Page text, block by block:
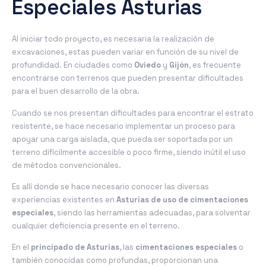
Especiales Asturias
Al iniciar todo proyecto, es necesaria la realización de
excavaciones, estas pueden variar en función de su nivel de
profundidad. En ciudades como Oviedo y Gijón, es frecuente
encontrarse con terrenos que pueden presentar dificultades
para el buen desarrollo de la obra.
Cuando se nos presentan dificultades para encontrar el estrato
resistente, se hace necesario implementar un proceso para
apoyar una carga aislada, que pueda ser soportada por un
terreno difícilmente accesible o poco firme, siendo inútil el uso
de métodos convencionales.
Es allí donde se hace necesario conocer las diversas
experiencias existentes en Asturias de uso de cimentaciones
especiales, siendo las herramientas adecuadas, para solventar
cualquier deficiencia presente en el terreno.
En el principado de Asturias, las cimentaciones especiales o
también conocidas como profundas, proporcionan una